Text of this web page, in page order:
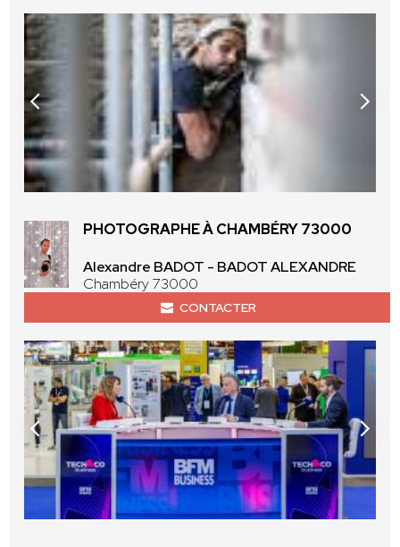
PHOTOGRAPHE À CHAMBÉRY 73000
Alexandre BADOT - BADOT ALEXANDRE
Chambéry 73000
CONTACTER